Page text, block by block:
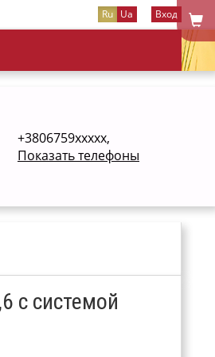
Ru Ua Вход
+3806759xxxxx,
Показать телефоны
с системой